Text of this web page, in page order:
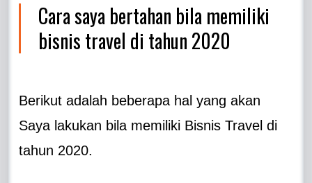
Cara saya bertahan bila memiliki
bisnis travel di tahun 2020
Berikut adalah beberapa hal yang akan
Saya lakukan bila memiliki Bisnis Travel di
tahun 2020.